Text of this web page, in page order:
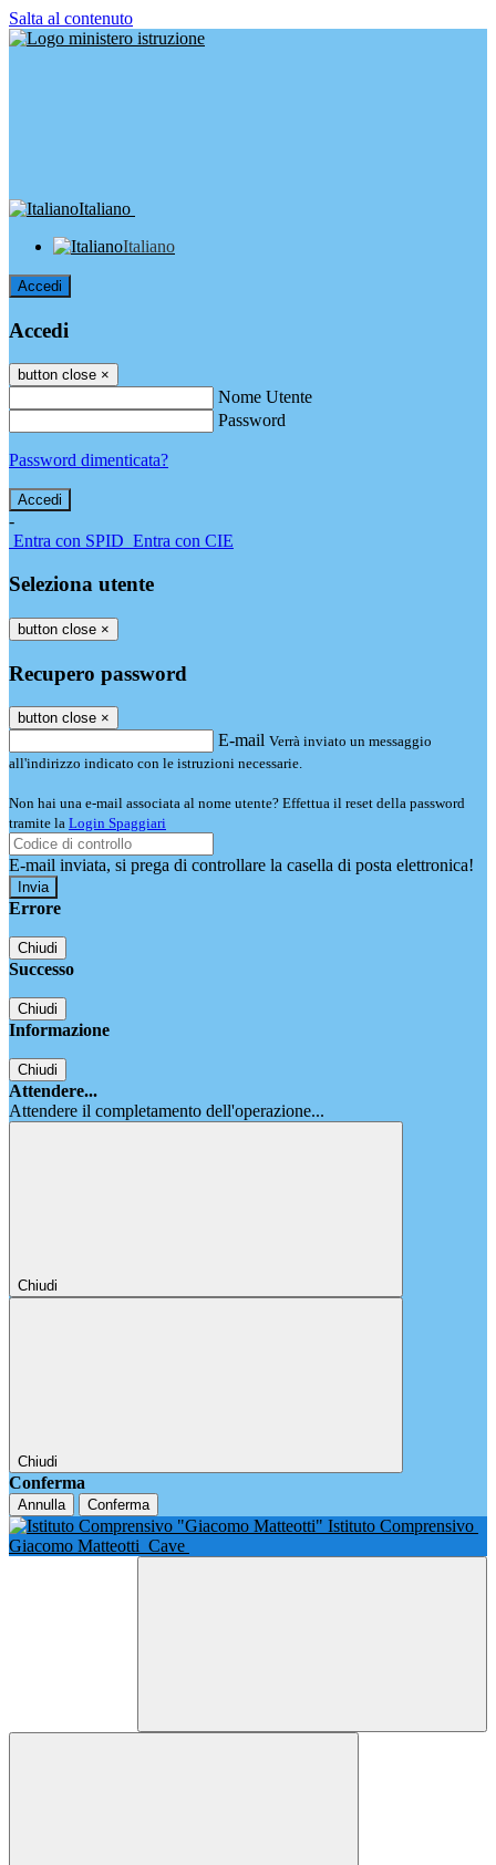
Salta al contenuto
Italiano
Italiano
Accedi
Accedi
button close ×
Nome Utente
Password
Password dimenticata?
-
Entra con SPID Entra con CIE
Seleziona utente
button close ×
Recupero password
button close ×
E-mail Verrà inviato un messaggio
all'indirizzo indicato con le istruzioni necessarie.
Non hai una e-mail associata al nome utente? Effettua il reset della password
tramite la Login Spaggiari
E-mail inviata, si prega di controllare la casella di posta elettronica!
Errore
Chiudi
Successo
Chiudi
Informazione
Chiudi
Attendere...
Attendere il completamento dell'operazione...
Chiudi
Chiudi
Conferma
Annulla Conferma
Istituto Comprensivo
Giacomo Matteotti Cave